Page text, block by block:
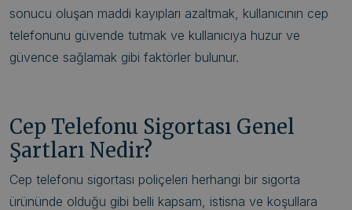
sonucu oluşan maddi kayıpları azaltmak, kullanıcının cep
telefonunu güvende tutmak ve kullanıcıya huzur ve
güvence sağlamak gibi faktörler bulunur.
Cep Telefonu Sigortası Genel
Şartları Nedir?
Cep telefonu sigortası poliçeleri herhangi bir sigorta
ürününde olduğu gibi belli kapsam, istisna ve koşullara